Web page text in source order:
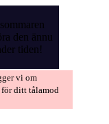
den ännu
tiden!
vi om
för ditt tålamod